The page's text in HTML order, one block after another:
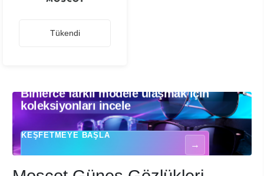
Tükendi
Binlerce farklı modele ulaşmak için koleksiyonları incele - Güneş
Binlerce farklı modele ulaşmak için
koleksiyonları incele
KEŞFETMEYE BAŞLA
→